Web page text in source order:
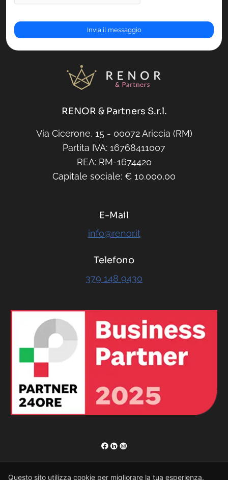
Questo sito utilizza cookie per migliorare la tua esperienza.
RENOR & Partners S.r.l.
Via Cicerone, 15 - 00072 Ariccia (RM)
Partita IVA: 16768411007
REA: RM-1674420
Capitale sociale: € 10.000,00
E-Mail
info@renor.it
Telefono
379 148 9430
RENOR & Partners S.r.l.